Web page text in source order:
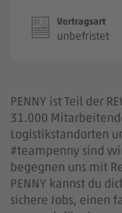
Vertragsart
unbefristet
PENNY ist Teil der
31.000
Logistikstandorten
#teampenny sind
begegnen uns mit
PENNY kannst du
sichere Jobs, einen